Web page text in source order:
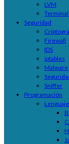
LVM
Terminal
Seguridad
Firewall
IDS
iptables
Malware
Sniffer
Programación